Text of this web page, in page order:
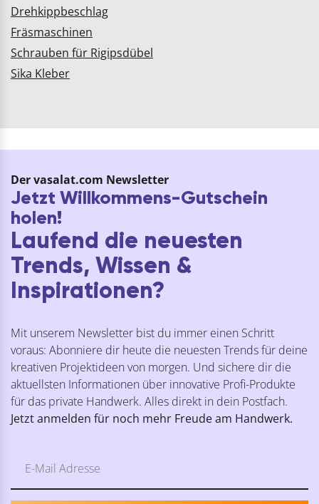
Drehkippbeschlag
Fräsmaschinen
Schrauben für Rigipsdübel
Sika Kleber
Der vasalat.com Newsletter
Jetzt Willkommens-Gutschein
holen!
Laufend die neuesten
Trends, Wissen &
Inspirationen?
Mit unserem Newsletter bist du immer einen Schritt
voraus: Abonniere dir heute die neuesten Trends für deine
kreativen Projektideen von morgen. Und sichere dir die
aktuellsten Informationen über innovative Profi-Produkte
für das private Handwerk. Alles direkt in dein Postfach.
Jetzt anmelden für noch mehr Freude am Handwerk.